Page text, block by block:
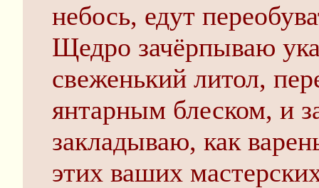
небось, едут
Щедро зачёрпываю
свеженький литол,
янтарным блеском, и
закладываю, как
этих ваших